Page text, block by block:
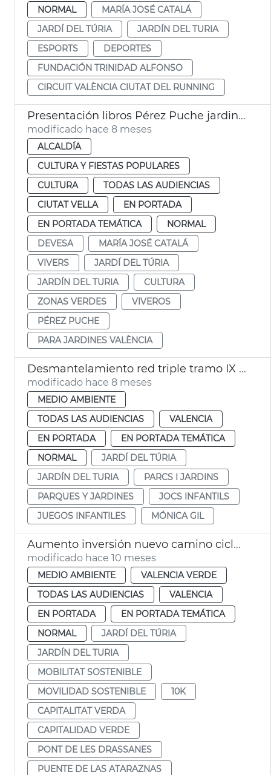
NORMAL
MARÍA JOSÉ CATALÁ
JARDÍ DEL TÚRIA
JARDÍN DEL TURIA
ESPORTS
DEPORTES
FUNDACIÓN TRINIDAD ALFONSO
CIRCUIT VALÈNCIA CIUTAT DEL RUNNING
Presentación libros Pérez Puche jardines València
modificado hace 8 meses
ALCALDÍA
CULTURA Y FIESTAS POPULARES
CULTURA
TODAS LAS AUDIENCIAS
CIUTAT VELLA
EN PORTADA
EN PORTADA TEMÁTICA
NORMAL
DEVESA
MARÍA JOSÉ CATALÁ
VIVERS
JARDÍ DEL TÚRIA
JARDÍN DEL TURIA
CULTURA
ZONAS VERDES
VIVEROS
PÉREZ PUCHE
PARA JARDINES VALÈNCIA
Desmantelamiento red triple tramo IX Jardí del Túria
modificado hace 8 meses
MEDIO AMBIENTE
TODAS LAS AUDIENCIAS
VALENCIA
EN PORTADA
EN PORTADA TEMÁTICA
NORMAL
JARDÍ DEL TÚRIA
JARDÍN DEL TURIA
PARCS I JARDINS
PARQUES Y JARDINES
JOCS INFANTILS
JUEGOS INFANTILES
MÓNICA GIL
Aumento inversión nuevo camino ciclopeatonal Jardín del Túria
modificado hace 10 meses
MEDIO AMBIENTE
VALENCIA VERDE
TODAS LAS AUDIENCIAS
VALENCIA
EN PORTADA
EN PORTADA TEMÁTICA
NORMAL
JARDÍ DEL TÚRIA
JARDÍN DEL TURIA
MOBILITAT SOSTENIBLE
MOVILIDAD SOSTENIBLE
10K
CAPITALITAT VERDA
CAPITALIDAD VERDE
PONT DE LES DRASSANES
PUENTE DE LAS ATARAZNAS